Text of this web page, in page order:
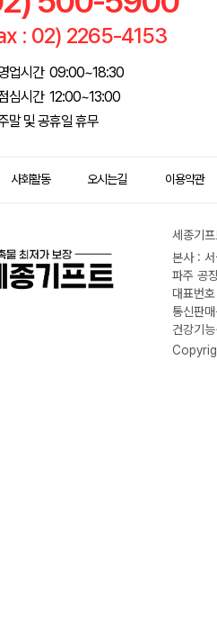
: 02) 2265-4153
업시간 09:00~18:30
심시간 12:00~13:00
말 및 공휴일 휴무
사회활동 오시는길 이용약관
세종기
본사 :
파주 공
대표번
통신판
건강기